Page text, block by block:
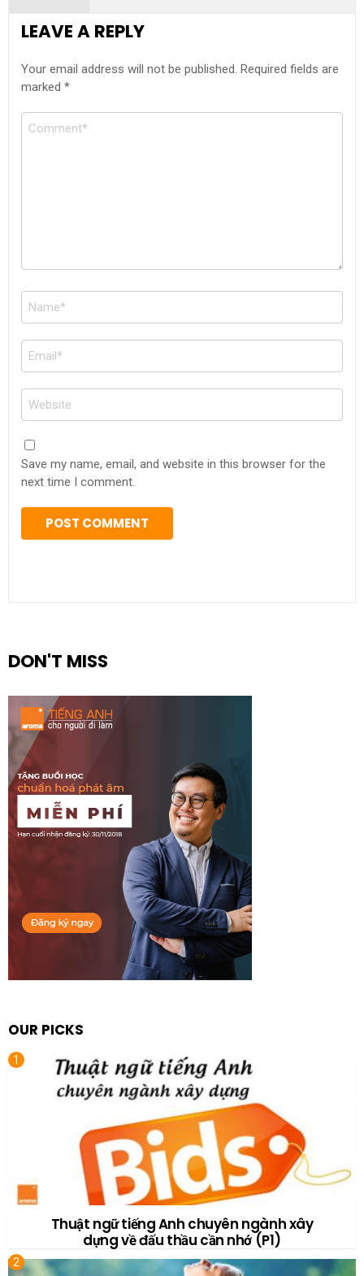
LEAVE A REPLY
Your email address will not be published. Required fields are
marked *
Comment
Name
*
Email
*
Website
Save my name, email, and website in this browser for the
next time I comment.
DON'T MISS
OUR PICKS
Thuật ngữ tiếng Anh chuyên ngành xây
dựng về đấu thầu cần nhớ (P1)